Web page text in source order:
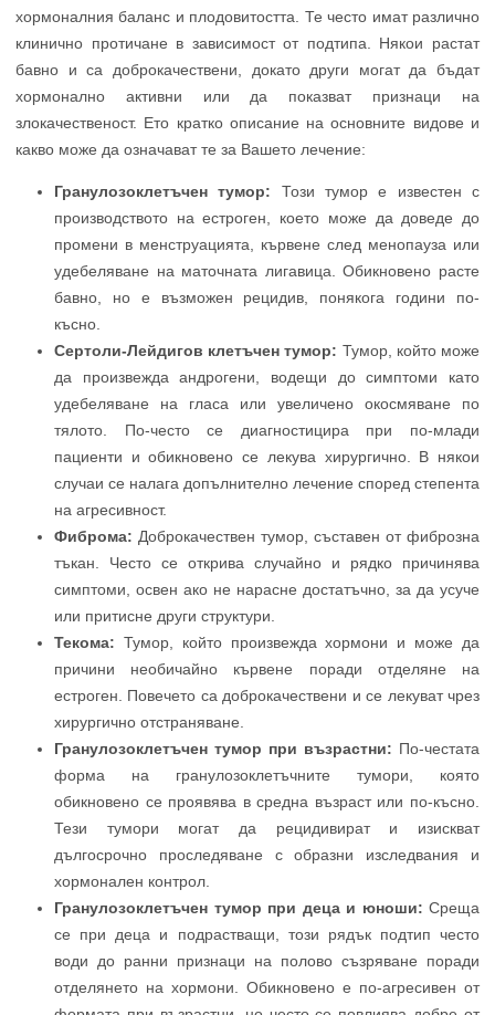
хормоналния баланс и плодовитостта. Те често имат различно
клинично протичане в зависимост от подтипа. Някои растат
бавно и са доброкачествени, докато други могат да бъдат
хормонално активни или да показват признаци на
злокачественост. Ето кратко описание на основните видове и
какво може да означават те за Вашето лечение:
Гранулозоклетъчен тумор: Този тумор е известен с
производството на естроген, което може да доведе до
промени в менструацията, кървене след менопауза или
удебеляване на маточната лигавица. Обикновено расте
бавно, но е възможен рецидив, понякога години по-
късно.
Сертоли-Лейдигов клетъчен тумор: Тумор, който може
да произвежда андрогени, водещи до симптоми като
удебеляване на гласа или увеличено окосмяване по
тялото. По-често се диагностицира при по-млади
пациенти и обикновено се лекува хирургично. В някои
случаи се налага допълнително лечение според степента
на агресивност.
Фиброма: Доброкачествен тумор, съставен от фиброзна
тъкан. Често се открива случайно и рядко причинява
симптоми, освен ако не нарасне достатъчно, за да усуче
или притисне други структури.
Текома: Тумор, който произвежда хормони и може да
причини необичайно кървене поради отделяне на
естроген. Повечето са доброкачествени и се лекуват чрез
хирургично отстраняване.
Гранулозоклетъчен тумор при възрастни: По-честата
форма на гранулозоклетъчните тумори, която
обикновено се проявява в средна възраст или по-късно.
Тези тумори могат да рецидивират и изискват
дългосрочно проследяване с образни изследвания и
хормонален контрол.
Гранулозоклетъчен тумор при деца и юноши: Среща
се при деца и подрастващи, този рядък подтип често
води до ранни признаци на полово съзряване поради
отделянето на хормони. Обикновено е по-агресивен от